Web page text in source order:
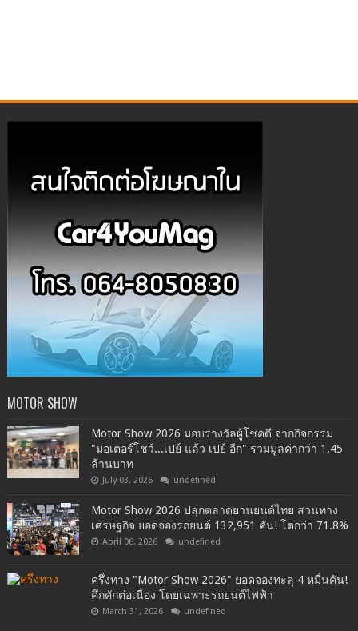
MOTOR SHOW
Motor Show 2026 มอบรางวัลผู้โชคดี จากกิจกรรม
"มอเตอร์โชว์...เปย์ แล้ว เปย์ อีก" รวมมูลค่ากว่า 1.45
ล้านบาท
July 03, 2026 undefined
Motor Show 2026 ปลุกตลาดยานยนต์ไทย สวนทาง
เศรษฐกิจ ยอดจองรถยนต์ 132,951 คัน! โตกว่า 71.8%
April 06, 2026 undefined
ครึ่งทาง "Motor Show 2026" ยอดจองทะลุ 4 หมื่นคัน!
คึกคักต่อเนื่อง โดยเฉพาะรถยนต์ไฟฟ้า
March 31, 2026 undefined